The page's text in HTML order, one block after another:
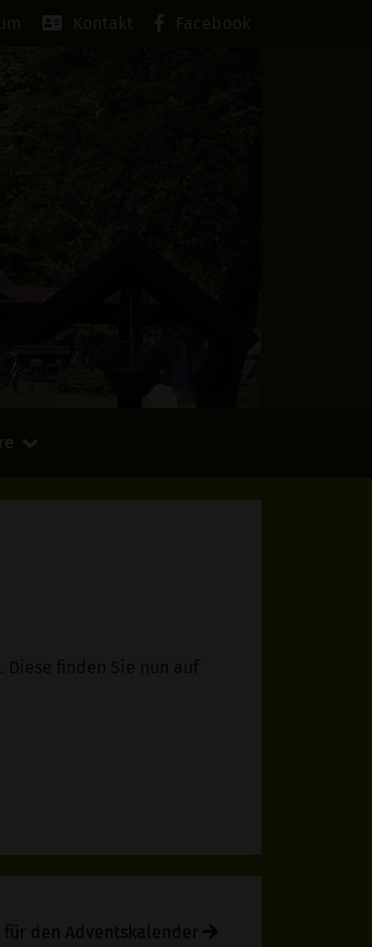
Kontakt Facebook
für den Adventskalender